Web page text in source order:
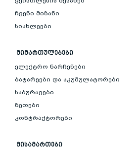
ჩვენი მიზანი
სიახლეები
ᲛᲘᲛᲐᲠᲗᲣᲚᲔᲑᲔᲑᲘ
ელექტრო ნარჩენები
ბატარეები და აკუმულატორები
საბურავები
ზეთები
კონტრაქტორები
ᲛᲘᲡᲐᲛᲐᲠᲗᲔᲑᲘ